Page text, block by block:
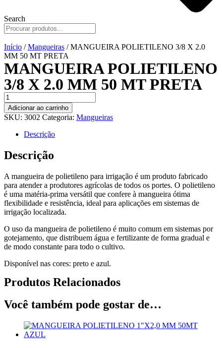
Search
Início /Mangueiras / MANGUEIRA POLIETILENO 3/8 X 2.0
MM 50 MT PRETA
MANGUEIRA POLIETILENO
3/8 X 2.0 MM 50 MT PRETA
MANGUEIRA
POLIETILENO
3/8
X
50
MT
quantidade
Adicionar ao carrinho
SKU: 3002 Categoria: Mangueiras
Descrição
Descrição
A mangueira de polietileno para irrigação é um produto fabricado
para atender a produtores agrícolas de todos os portes. O polietileno
é uma matéria-prima versátil que confere à mangueira ótima
flexibilidade e resistência, ideal para aplicações em sistemas de
irrigação localizada.
O uso da mangueira de polietileno é muito comum em sistemas por
gotejamento, que distribuem água e fertilizante de forma gradual e
de modo constante para todo o cultivo.
Disponível nas cores: preto e azul.
Produtos Relacionados
Você também pode gostar de…